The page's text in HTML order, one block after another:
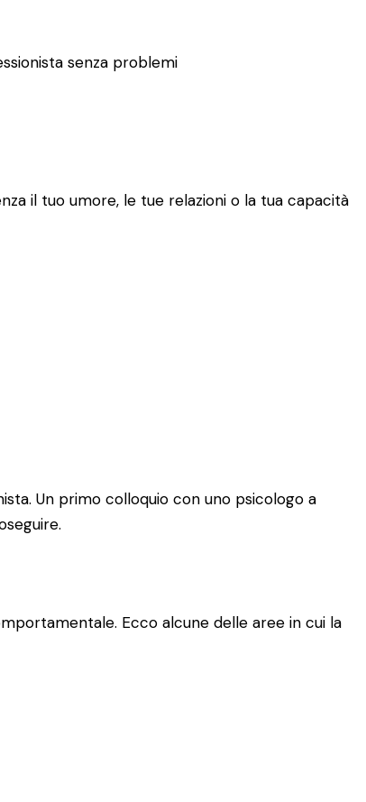
senza problemi
il tuo umore, le tue relazioni o la tua capacità
Un primo colloquio con uno psicologo a
Ecco alcune delle aree in cui la